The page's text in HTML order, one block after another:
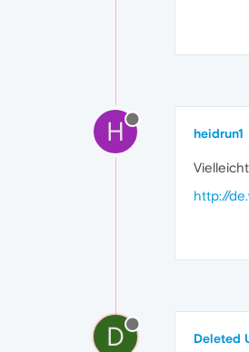
H heidrun1
http://
D Deleted